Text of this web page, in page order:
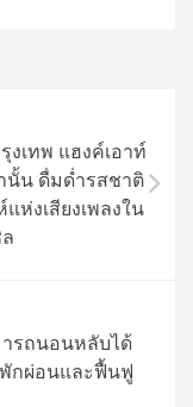
งเทพ แฮงค์เอาท์
านั้น ดื่มด่ำรสชาติ
ห่งเสียงเพลงใน
รถนอนหลับได้
พักผ่อนและฟื้นฟู